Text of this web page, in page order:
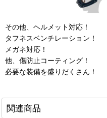
その他、ヘルメット対応！
タフネスベンチレーション！
メガネ対応！
他、傷防止コーティング！
必要な装備を盛りだくさん！
関連商品